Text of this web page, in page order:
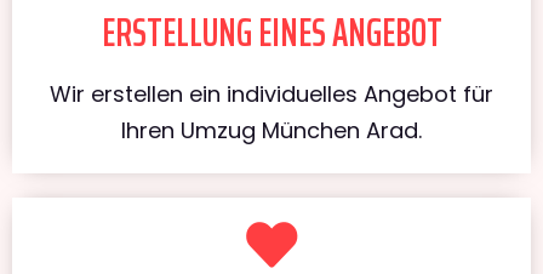
ERSTELLUNG EINES ANGEBOT
Wir erstellen ein individuelles Angebot für
Ihren Umzug München Arad.